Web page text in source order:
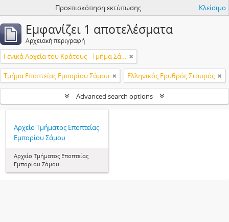
Προεπισκόπηση εκτύπωσης Κλείσιμο
Εμφανίζει 1 αποτελέσματα
Αρχειακή περιγραφή
Γενικά Αρχεία του Κράτους - Τμήμα Σάμου
Τμήμα Εποπτείας Εμπορίου Σάμου Ελληνικός Ερυθρός Σταυρός
Advanced search options
Αρχείο Τμήματος Εποπτείας
Εμπορίου Σάμου
Αρχείο Τμήματος Εποπτείας
Εμπορίου Σάμου